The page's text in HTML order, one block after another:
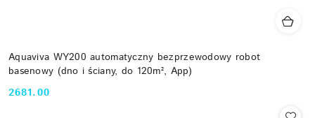
Aquaviva WY200 automatyczny bezprzewodowy robot
basenowy (dno i ściany, do 120m², App)
Cena:
2681.00